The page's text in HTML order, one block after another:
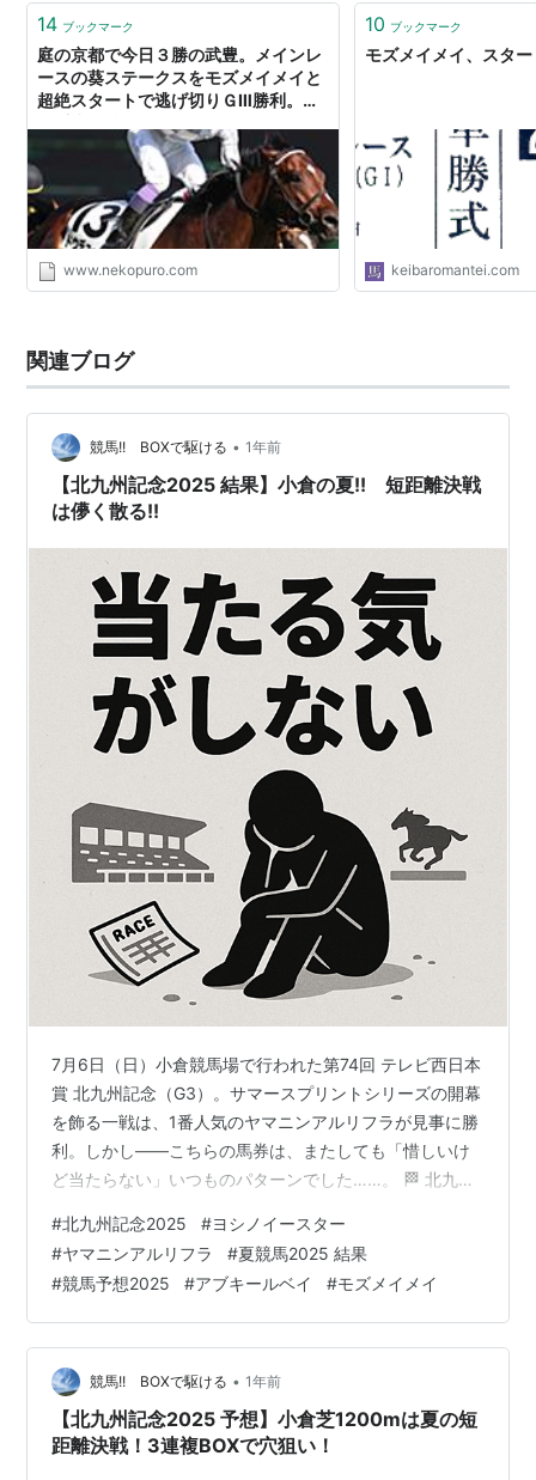
14 ブックマーク
庭の京都で今日３勝の武豊。メインレ
ースの葵ステークスをモズメイメイと
超絶スタートで逃げ切りＧⅢ勝利。今
ダービー７勝目を狙う。 - ねこぷろ
www.nekopuro.com
10 ブックマーク
モズメイメイ、スタ
keibaromantei.com
関連ブログ
競馬!! BOXで駆ける • 1年前
【北九州記念2025 結果】小倉の夏!! 短距離決戦
は儚く散る!!
7月6日（日）小倉競馬場で行われた第74回 テレビ西日本
賞 北九州記念（G3）。サマースプリントシリーズの開幕
を飾る一戦は、1番人気のヤマニンアルリフラが見事に勝
利。しかし――こちらの馬券は、またしても「惜しいけ
ど当たらない」いつものパターンでした……。 🏁 北九州
着：18 ヨシノイースター（5番人気） 3着：14 アブキー
ルベイ（7番人気）🎯 3連複：9-14-18 16,080円（37番
人気）夏の予想は難しいけど・・・つきます
ね・・・・！！ 🎫 本日の買い目（3連複BOX・1,000
円） 5 モズメイメイ（10番人気）……15…
#北九州記念2025 #ヨシノイースター
#ヤマニンアルリフラ #夏競馬2025 結果
#競馬予想2025 #アブキールベイ #モズメイメイ
競馬!! BOXで駆ける • 1年前
【北九州記念2025 予想】小倉芝1200mは夏の短
距離決戦！3連複BOXで穴狙い！